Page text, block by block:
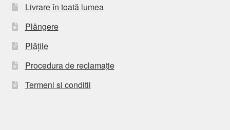
Livrare în toată lumea
Plângere
Plățile
Procedura de reclamație
Termeni si conditii